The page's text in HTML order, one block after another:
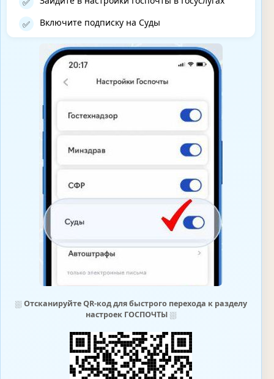
✅ Включите подписку на Суды
⛆ Отсканируйте QR-код для быстрого перехода к разделу
настроек ГОСПОЧТЫ⛆